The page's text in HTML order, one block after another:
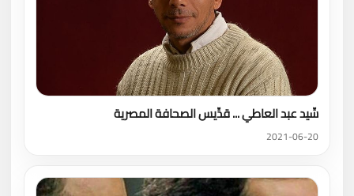
سِّيد عبد العاطي ... قدِّيس الصحافة المصرية
2021-06-20